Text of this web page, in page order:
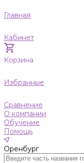
Главная
Кабинет
Корзина
Избранные
Сравнение
О компании
Обучение
Помощь
Оренбург